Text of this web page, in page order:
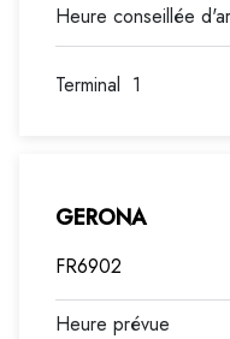
Terminal 1
FR6902
GERONA